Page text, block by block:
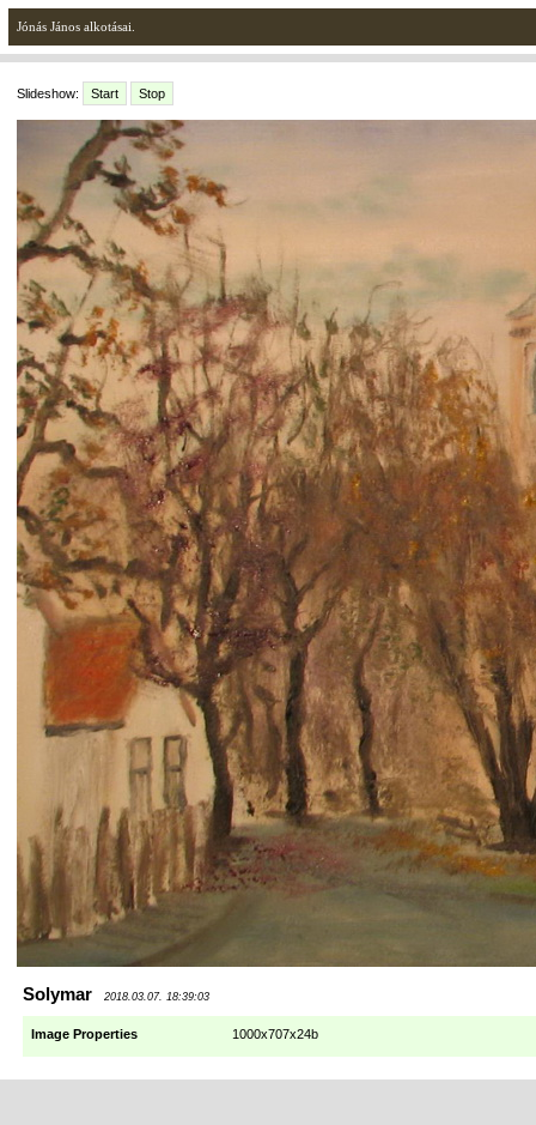
Jónás János alkotásai.
Slideshow: Start Stop
Solymar 2018.03.07. 18:39:03
Image Properties 1000x707x24b